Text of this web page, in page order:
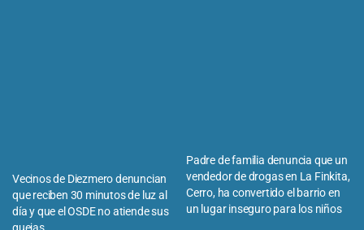
Vecinos de Diezmero denuncian
que reciben 30 minutos de luz al
día y que el OSDE no atiende sus
Padre de familia denuncia que un
vendedor de drogas en La Finkita,
Cerro, ha convertido el barrio en
un lugar inseguro para los niños